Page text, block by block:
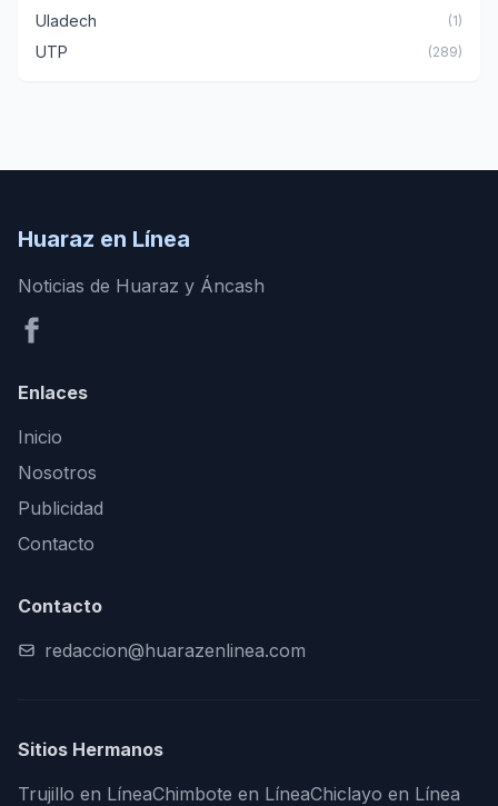
Uladech (1)
UTP (289)
Huaraz en Línea
Noticias de Huaraz y Áncash
Enlaces
Inicio
Nosotros
Publicidad
Contacto
Contacto
redaccion@huarazenlinea.com
Sitios Hermanos
Trujillo en LíneaChimbote en LíneaChiclayo en Línea